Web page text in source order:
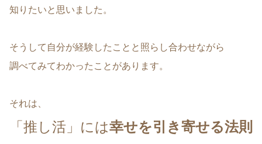
知りたいと思いました。
そうして自分が経験したことと照らし合わせながら
調べてみてわかったことがあります。
それは、
「推し活」には幸せを引き寄せる法則